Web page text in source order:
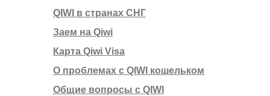
QIWI в странах СНГ
Заем на Qiwi
Карта Qiwi Visa
О проблемах с QIWI кошельком
Общие вопросы с QIWI